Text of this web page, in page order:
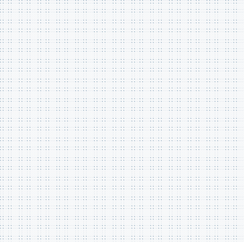
LOGISTICO? LA ZES SIA OCCASIONE DI